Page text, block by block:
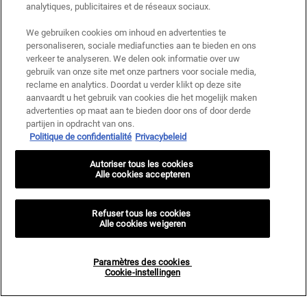
gebruiksvoorwaarden zijn van toepassing.
AANMELDEN
Fabrikantinformatie
KIEHL'S
14, rue Royale - 75008 Paris France
kiehls@be.oaccare.com
AANKOOPOPTIE
© 2026 KIEHL’S SINCE 1851
Paramètres des cookies <br> Cookie-instellingen
analytiques, publicitaires et de réseaux sociaux.
We gebruiken cookies om inhoud en advertenties te
personaliseren, sociale mediafuncties aan te bieden en ons
verkeer te analyseren. We delen ook informatie over uw
gebruik van onze site met onze partners voor sociale media,
reclame en analytics. Doordat u verder klikt op deze site
aanvaardt u het gebruik van cookies die het mogelijk maken
advertenties op maat aan te bieden door ons of door derde
partijen in opdracht van ons.
Politique de confidentialité Privacybeleid
Paramètres des cookies
Cookie-instellingen
Refuser tous les cookies
Alle cookies weigeren
Autoriser tous les cookies
Alle cookies accepteren